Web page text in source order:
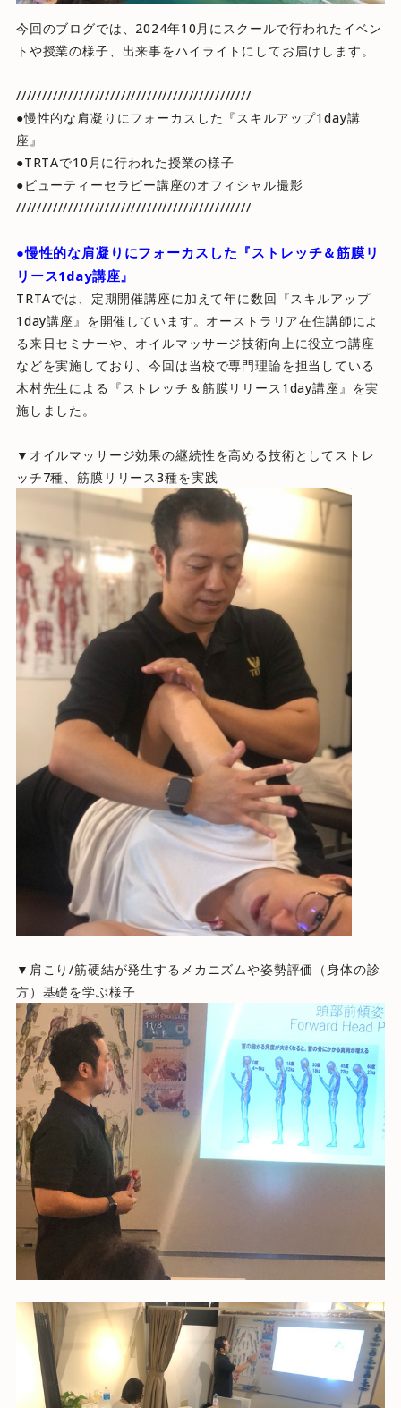
今回のブログでは、2024年10月にスクールで行われたイベン
トや授業の様子、出来事をハイライトにしてお届けします。
/////////////////////////////////////////////
●慢性的な肩凝りにフォーカスした『スキルアップ1day講
座』
●TRTAで10月に行われた授業の様子
●ビューティーセラピー講座のオフィシャル撮影
/////////////////////////////////////////////
●慢性的な肩凝りにフォーカスした『ストレッチ＆筋膜リ
リース1day講座』
TRTAでは、定期開催講座に加えて年に数回『スキルアップ
1day講座』を開催しています。オーストラリア在住講師によ
る来日セミナーや、オイルマッサージ技術向上に役立つ講座
などを実施しており、今回は当校で専門理論を担当している
木村先生による『ストレッチ＆筋膜リリース1day講座』を実
施しました。
▼オイルマッサージ効果の継続性を高める技術としてストレ
ッチ7種、筋膜リリース3種を実践
▼肩こり/筋硬結が発生するメカニズムや姿勢評価（身体の診
方）基礎を学ぶ様子